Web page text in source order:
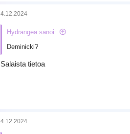
4.12.2024
Hydrangea sanoi:
Deminicki?
Salaista tietoa
4.12.2024